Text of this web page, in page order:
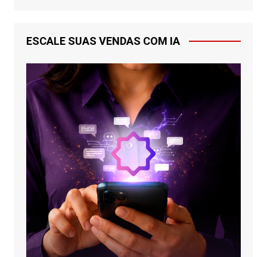
ESCALE SUAS VENDAS COM IA